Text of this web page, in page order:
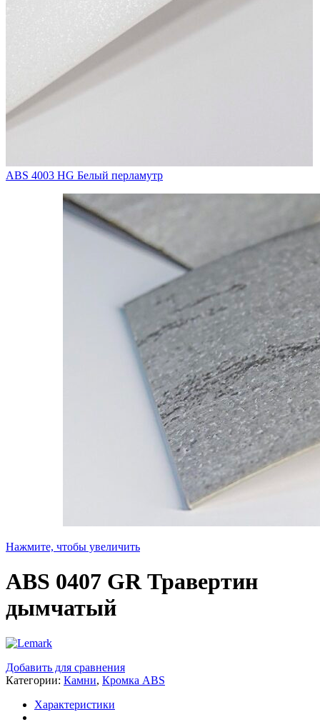
ABS 4003 HG Белый перламутр
Нажмите, чтобы увеличить
ABS 0407 GR Травертин
дымчатый
Добавить для сравнения
Категории: Камни, Кромка ABS
Характеристики